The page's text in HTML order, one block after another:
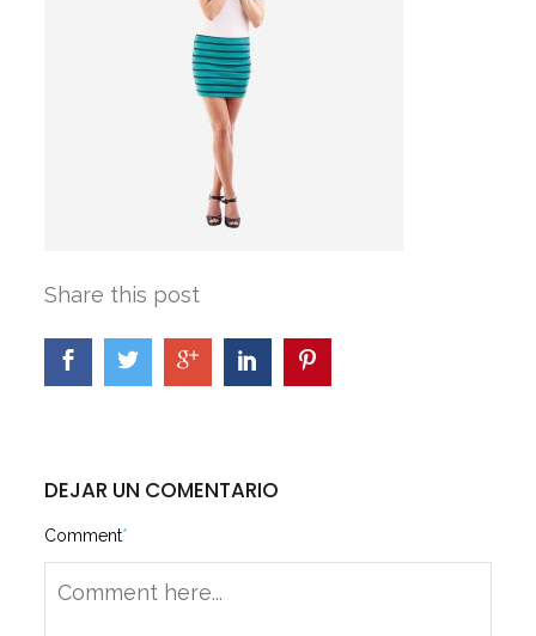
Share this post
DEJAR UN COMENTARIO
Comment*